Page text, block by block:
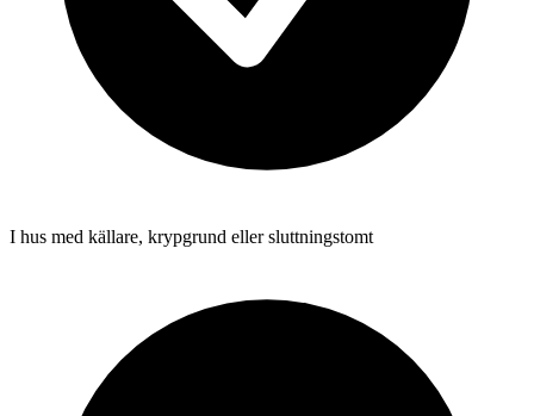
I hus med källare, krypgrund eller sluttningstomt